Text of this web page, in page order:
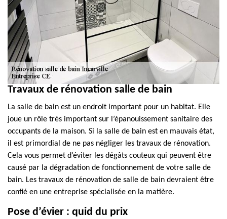
Travaux de rénovation salle de bain
La salle de bain est un endroit important pour un habitat. Elle
joue un rôle très important sur l’épanouissement sanitaire des
occupants de la maison. Si la salle de bain est en mauvais état,
il est primordial de ne pas négliger les travaux de rénovation.
Cela vous permet d’éviter les dégâts couteux qui peuvent être
causé par la dégradation de fonctionnement de votre salle de
bain. Les travaux de rénovation de salle de bain devraient être
confié en une entreprise spécialisée en la matière.
Pose d’évier : quid du prix